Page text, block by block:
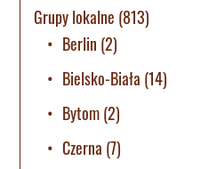
Grupy lokalne (813)
Berlin (2)
Bielsko-Biała (14)
Bytom(2)
Czerna (7)